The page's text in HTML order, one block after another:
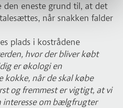
den eneste grund til, at det
når snakken falder
plads i kostrådene
hvor der bliver købt
er økologi en
kokke, når de skal købe
og fremmest er vigtigt, at vi
interesse om bælgfrugter